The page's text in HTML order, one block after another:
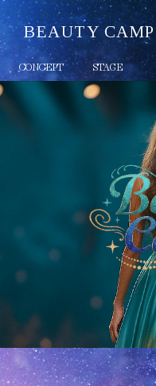
BEAUTY CAMP
CONCEPT STAGE